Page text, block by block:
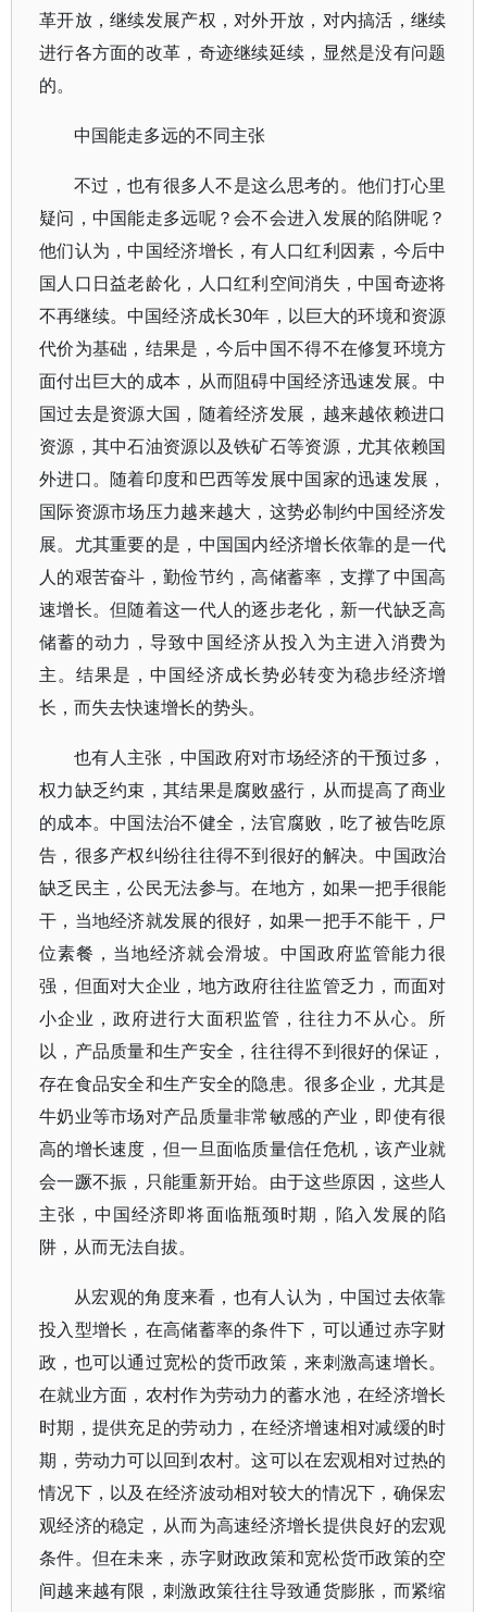
革开放，继续发展产权，对外开放，对内搞活，继续
进行各方面的改革，奇迹继续延续，显然是没有问题
的。
中国能走多远的不同主张
不过，也有很多人不是这么思考的。他们打心里
疑问，中国能走多远呢？会不会进入发展的陷阱呢？
他们认为，中国经济增长，有人口红利因素，今后中
国人口日益老龄化，人口红利空间消失，中国奇迹将
不再继续。中国经济成长30年，以巨大的环境和资源
代价为基础，结果是，今后中国不得不在修复环境方
面付出巨大的成本，从而阻碍中国经济迅速发展。中
国过去是资源大国，随着经济发展，越来越依赖进口
资源，其中石油资源以及铁矿石等资源，尤其依赖国
外进口。随着印度和巴西等发展中国家的迅速发展，
国际资源市场压力越来越大，这势必制约中国经济发
展。尤其重要的是，中国国内经济增长依靠的是一代
人的艰苦奋斗，勤俭节约，高储蓄率，支撑了中国高
速增长。但随着这一代人的逐步老化，新一代缺乏高
储蓄的动力，导致中国经济从投入为主进入消费为
主。结果是，中国经济成长势必转变为稳步经济增
长，而失去快速增长的势头。
也有人主张，中国政府对市场经济的干预过多，
权力缺乏约束，其结果是腐败盛行，从而提高了商业
的成本。中国法治不健全，法官腐败，吃了被告吃原
告，很多产权纠纷往往得不到很好的解决。中国政治
缺乏民主，公民无法参与。在地方，如果一把手很能
干，当地经济就发展的很好，如果一把手不能干，尸
位素餐，当地经济就会滑坡。中国政府监管能力很
强，但面对大企业，地方政府往往监管乏力，而面对
小企业，政府进行大面积监管，往往力不从心。所
以，产品质量和生产安全，往往得不到很好的保证，
存在食品安全和生产安全的隐患。很多企业，尤其是
牛奶业等市场对产品质量非常敏感的产业，即使有很
高的增长速度，但一旦面临质量信任危机，该产业就
会一蹶不振，只能重新开始。由于这些原因，这些人
主张，中国经济即将面临瓶颈时期，陷入发展的陷
阱，从而无法自拔。
从宏观的角度来看，也有人认为，中国过去依靠
投入型增长，在高储蓄率的条件下，可以通过赤字财
政，也可以通过宽松的货币政策，来刺激高速增长。
在就业方面，农村作为劳动力的蓄水池，在经济增长
时期，提供充足的劳动力，在经济增速相对减缓的时
期，劳动力可以回到农村。这可以在宏观相对过热的
情况下，以及在经济波动相对较大的情况下，确保宏
观经济的稳定，从而为高速经济增长提供良好的宏观
条件。但在未来，赤字财政政策和宽松货币政策的空
间越来越有限，刺激政策往往导致通货膨胀，而紧缩